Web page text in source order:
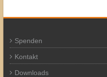
Spenden
Kontakt
Downloads